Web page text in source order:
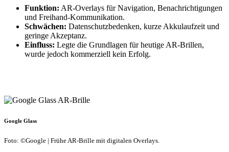
Funktion: AR-Overlays für Navigation, Benachrichtigungen
und Freihand-Kommunikation.
Schwächen: Datenschutzbedenken, kurze Akkulaufzeit und
geringe Akzeptanz.
Einfluss: Legte die Grundlagen für heutige AR-Brillen,
wurde jedoch kommerziell kein Erfolg.
Google Glass
Foto: ©Google | Frühe AR-Brille mit digitalen Overlays.